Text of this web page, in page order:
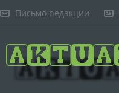
Письмо редакции